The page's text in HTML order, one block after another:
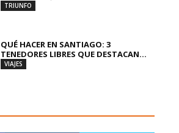
TRIUNFO
QUÉ HACER EN SANTIAGO: 3
TENEDORES LIBRES QUE DESTACAN...
VIAJES